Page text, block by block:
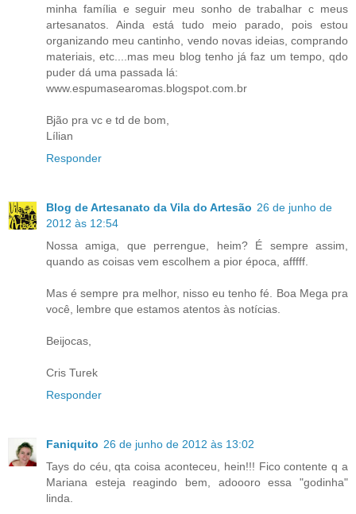
minha família e seguir meu sonho de trabalhar c meus
artesanatos. Ainda está tudo meio parado, pois estou
organizando meu cantinho, vendo novas ideias, comprando
materiais, etc....mas meu blog tenho já faz um tempo, qdo
puder dá uma passada lá:
www.espumasearomas.blogspot.com.br
Bjão pra vc e td de bom,
Lílian
Responder
Blog de Artesanato da Vila do Artesão 26 de junho de
2012 às 12:54
Nossa amiga, que perrengue, heim? É sempre assim,
quando as coisas vem escolhem a pior época, afffff.
Mas é sempre pra melhor, nisso eu tenho fé. Boa Mega pra
você, lembre que estamos atentos às notícias.
Beijocas,
Cris Turek
Responder
Faniquito 26 de junho de 2012 às 13:02
Tays do céu, qta coisa aconteceu, hein!!! Fico contente q a
Mariana esteja reagindo bem, adoooro essa "godinha"
linda.